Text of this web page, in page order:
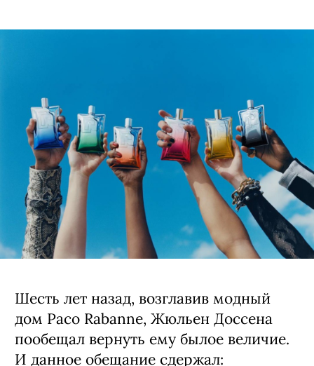
Шесть лет назад, возглавив модный
дом Paco Rabanne, Жюльен Доссена
пообещал вернуть ему былое величие.
И данное обещание сдержал: